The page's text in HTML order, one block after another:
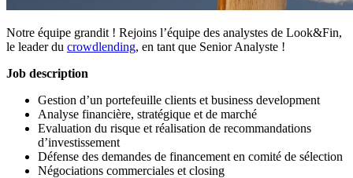
Notre équipe grandit ! Rejoins l’équipe des analystes de Look&Fin,
le leader du crowdlending, en tant que Senior Analyste !
Job description
Gestion d’un portefeuille clients et business development
Analyse financière, stratégique et de marché
Evaluation du risque et réalisation de recommandations
d’investissement
Défense des demandes de financement en comité de sélection
Négociations commerciales et closing